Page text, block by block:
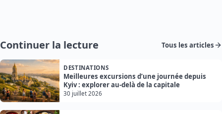
Continuer la lecture Tous les articles
DESTINATIONS
Meilleures excursions d’une journée depuis
Kyiv : explorer au-delà de la capitale
30 juillet 2026